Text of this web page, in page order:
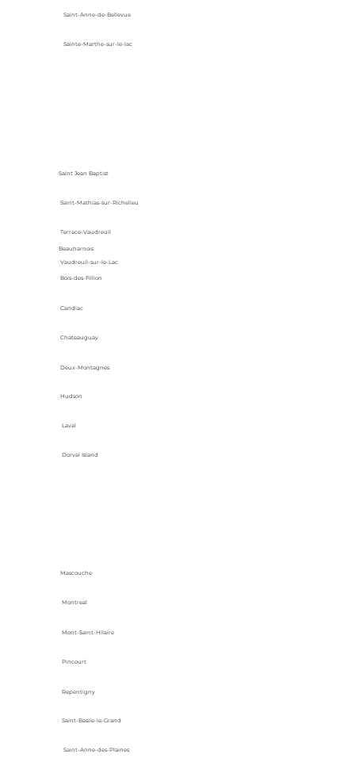
Saint-Anne-de-Bellevue
Sainte-Marthe-sur-le-lac
Saint Jean Baptist
Saint-Mathias-sur-Richelieu
Terrace-Vaudreuil
Vaudreuil-sur-le-Lac
Beauharnois
Bois-des-Fillion
Candiac
Chateauguay
Deux-Montagnes
Hudson
Laval
Dorval Island
Mascouche
Montreal
Mont-Saint-Hilaire
Pincourt
Repentigny
Saint-Basile-le-Grand
Saint-Anne-des-Plaines